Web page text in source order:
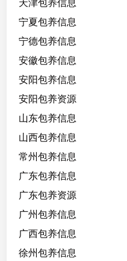
天津包养信息
宁夏包养信息
宁德包养信息
安徽包养信息
安阳包养信息
安阳包养资源
山东包养信息
山西包养信息
常州包养信息
广东包养信息
广东包养资源
广州包养信息
广西包养信息
徐州包养信息